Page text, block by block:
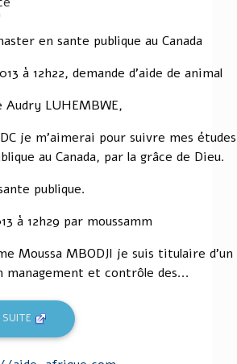
en sante publique au Canada
à 12h22, demande d'aide de animal
Audry LUHEMBWE,
je m'aimerai pour suivre mes études
au Canada, par la grâce de Dieu.
publique.
à 12h29 par moussamm
Moussa MBODJI je suis titulaire d'un
management et contrôle des...
SUITE